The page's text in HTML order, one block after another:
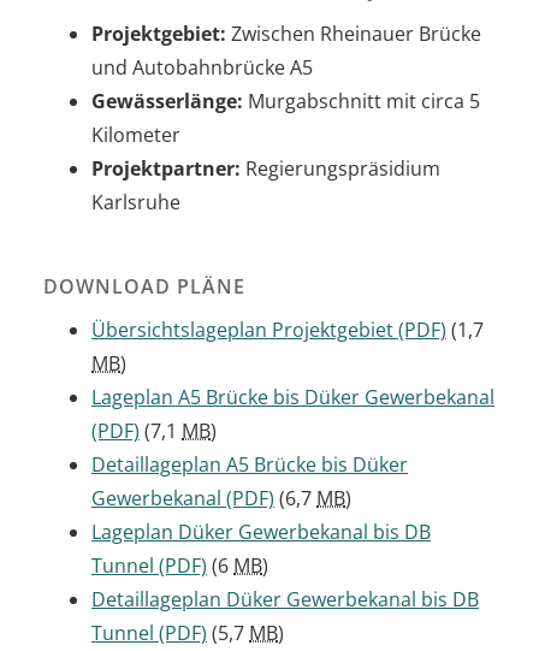
Projektgebiet: Zwischen Rheinauer Brücke
und Autobahnbrücke A5
Gewässerlänge: Murgabschnitt mit circa 5
Kilometer
Projektpartner: Regierungspräsidium
Karlsruhe
DOWNLOAD PLÄNE
Übersichtslageplan Projektgebiet(PDF) (1,7
MB)
Lageplan A5 Brücke bis Düker Gewerbekanal
(PDF) (7,1 MB)
Detaillageplan A5 Brücke bis Düker
Gewerbekanal (PDF) (6,7 MB)
Lageplan Düker Gewerbekanal bis DB
Tunnel (PDF) (6 MB)
Detaillageplan Düker Gewerbekanal bis DB
Tunnel (PDF) (5,7 MB)